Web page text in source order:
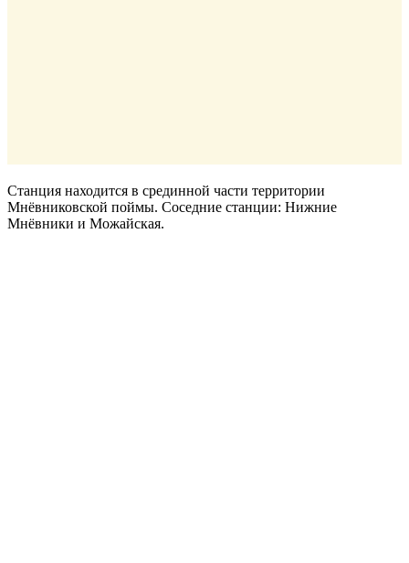
Станция находится в срединной части территории
Мнёвниковской поймы. Соседние станции: Нижние
Мнёвники и Можайская.